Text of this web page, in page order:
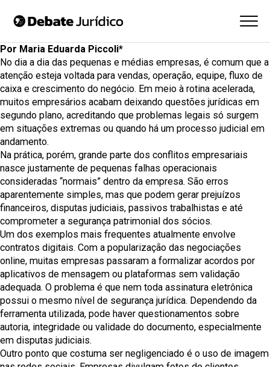
Por Maria Eduarda Piccoli*
No dia a dia das pequenas e médias empresas, é comum que a
atenção esteja voltada para vendas, operação, equipe, fluxo de
caixa e crescimento do negócio. Em meio à rotina acelerada,
muitos empresários acabam deixando questões jurídicas em
segundo plano, acreditando que problemas legais só surgem
em situações extremas ou quando há um processo judicial em
andamento.
Na prática, porém, grande parte dos conflitos empresariais
nasce justamente de pequenas falhas operacionais
consideradas “normais” dentro da empresa. São erros
aparentemente simples, mas que podem gerar prejuízos
financeiros, disputas judiciais, passivos trabalhistas e até
comprometer a segurança patrimonial dos sócios.
Um dos exemplos mais frequentes atualmente envolve
contratos digitais. Com a popularização das negociações
online, muitas empresas passaram a formalizar acordos por
aplicativos de mensagem ou plataformas sem validação
adequada. O problema é que nem toda assinatura eletrônica
possui o mesmo nível de segurança jurídica. Dependendo da
ferramenta utilizada, pode haver questionamentos sobre
autoria, integridade ou validade do documento, especialmente
em disputas judiciais.
Outro ponto que costuma ser negligenciado é o uso de imagem